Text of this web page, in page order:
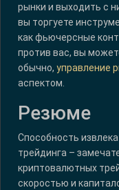
рынки и выходить с
вы торгуете
как фьючерсные
против вас, вы
обычно, управление
аспектом.
Резюме
Способность
трейдинга –
криптовалютных
скоростью и